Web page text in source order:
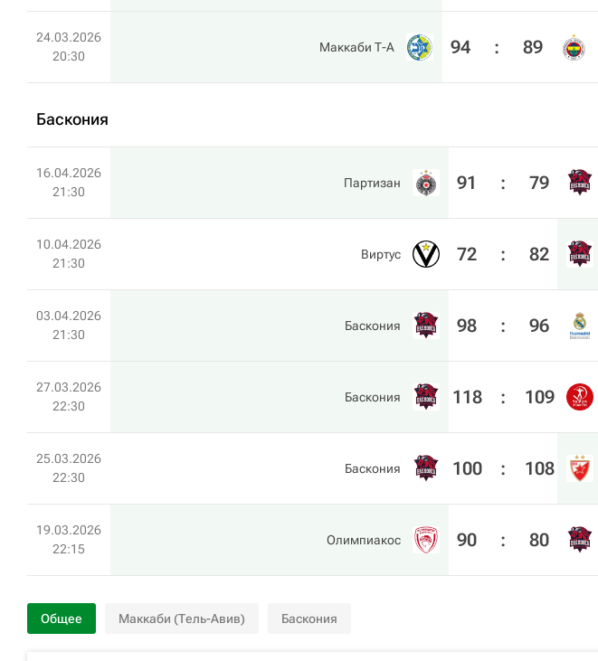
24.03.2026
20:30
Маккаби Т-А 94 : 89
Баскония
16.04.2026
21:30
Партизан 91 : 79
10.04.2026
21:30
Виртус 72 : 82
03.04.2026
21:30
Баскония 98 : 96
27.03.2026
22:30
Баскония 118 : 109
25.03.2026
22:30
Баскония 100 : 108
19.03.2026
22:15
Олимпиакос 90 : 80
Общее Маккаби (Тель-Авив) Баскония